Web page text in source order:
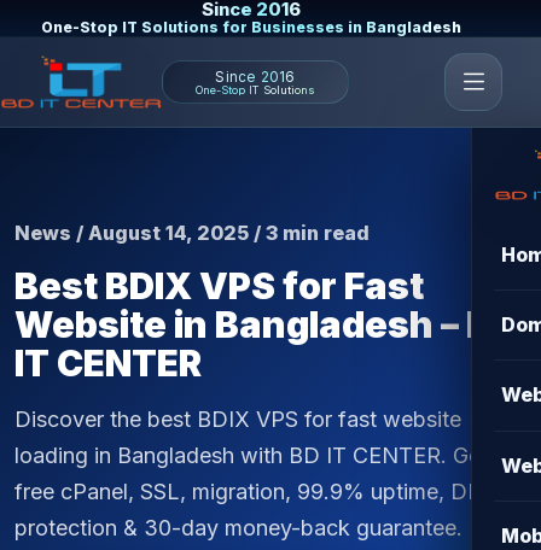
Since 2016
One-Stop IT Solutions for Businesses in Bangladesh
Since 2016
One-Stop IT Solutions
News / August 14, 2025 / 3 min read
Best BDIX VPS for Fast
Website in Bangladesh – BD
IT CENTER
Discover the best BDIX VPS for fast website
loading in Bangladesh with BD IT CENTER. Get
free cPanel, SSL, migration, 99.9% uptime, DDoS
protection & 30-day money-back guarantee.